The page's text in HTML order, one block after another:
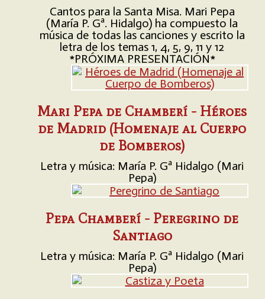
Cantos para la Santa Misa. Mari Pepa
(María P. Gª. Hidalgo) ha compuesto la
música de todas las canciones y escrito la
letra de los temas 1, 4, 5, 9, 11 y 12
*PRÓXIMA PRESENTACIÓN*
Mari Pepa de Chamberí - Héroes
de Madrid (Homenaje al Cuerpo
de Bomberos)
Letra y música: María P. Gª Hidalgo (Mari
Pepa)
Pepa Chamberí - Peregrino de
Santiago
Letra y música: María P. Gª Hidalgo (Mari
Pepa)